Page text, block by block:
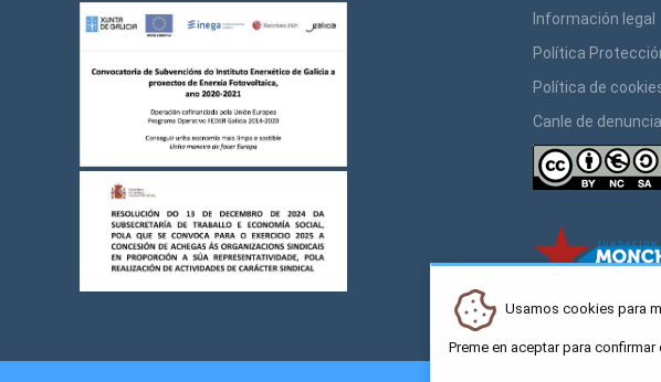
Información legal
Política
Política de
Canle de
Usamos cookies para
Preme en aceptar para